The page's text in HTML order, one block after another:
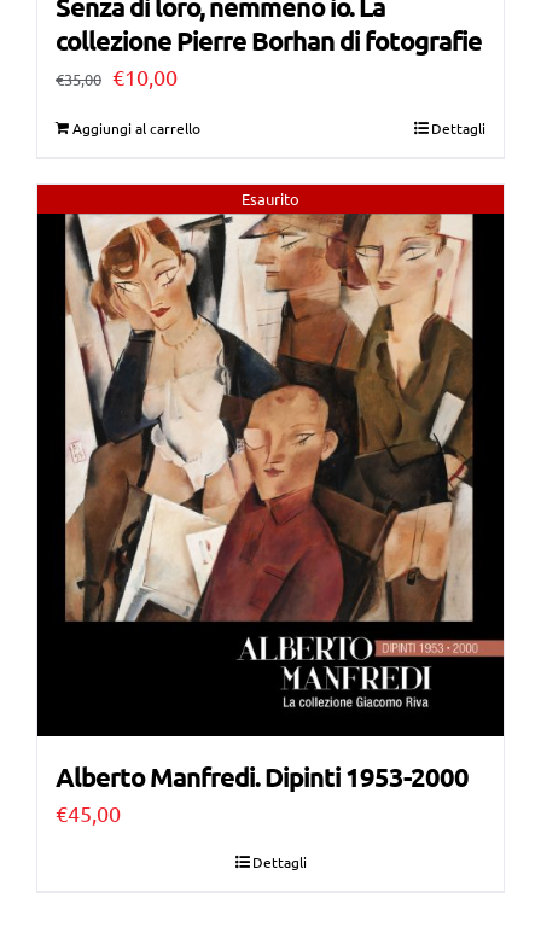
collezione Pierre Borhan di fotografie
€35,00 Il
era:
€35,00.
€10,00Il
è:
€10,00.
Aggiungi al carrello Dettagli
Esaurito
Alberto Manfredi. Dipinti 1953-2000
€45,00
Dettagli